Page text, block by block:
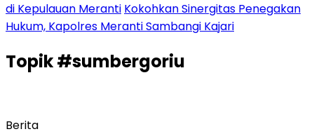
di Kepulauan Meranti Kokohkan Sinergitas Penegakan
Hukum, Kapolres Meranti Sambangi Kajari
Topik#sumbergoriu
Berita